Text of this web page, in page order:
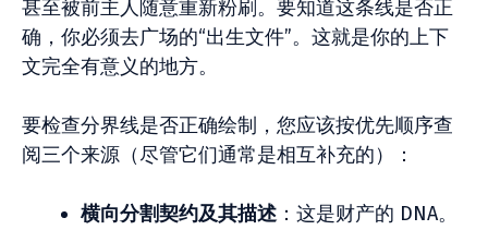
甚至被前主人随意重新粉刷。要知道这条线是否正
确，你必须去广场的“出生文件”。这就是你的上下
文完全有意义的地方。
要检查分界线是否正确绘制，您应该按优先顺序查
阅三个来源（尽管它们通常是相互补充的）：
横向分割契约及其描述：这是财产的 DNA。